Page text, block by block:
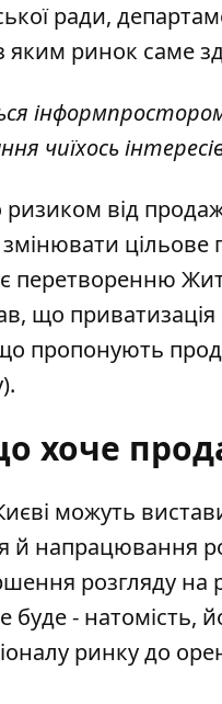
ради,
яким ринок саме
інформпростором,
чиїхось
від
змінювати
перетворенню
що
пропонують
хоче
можуть
й напрацювання
розгляду
буде - натомість,
ринку до